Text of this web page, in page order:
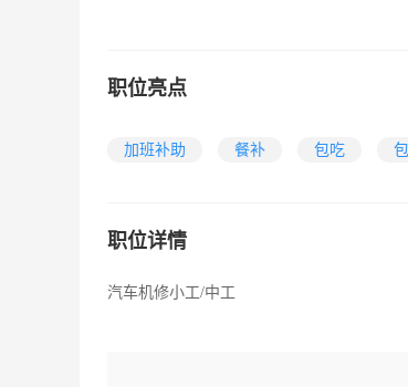
职位亮点
加班补助 餐补 包吃
职位详情
汽车机修小工/中工